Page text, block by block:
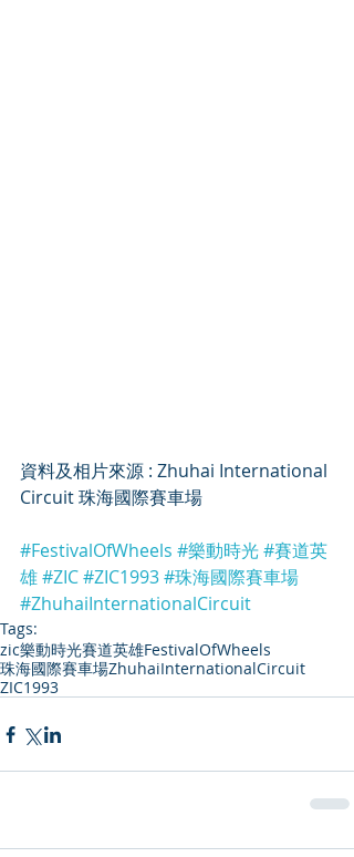
資料及相片來源 : Zhuhai International
Circuit 珠海國際賽車場
#FestivalOfWheels #樂動時光#賽道英
雄#ZIC#ZIC1993#珠海國際賽車場
#ZhuhaiInternationalCircuit
Tags:
zic樂動時光賽道英雄FestivalOfWheels
珠海國際賽車場ZhuhaiInternationalCircuit
ZIC1993